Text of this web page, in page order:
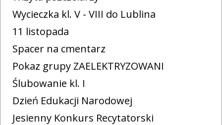
Wycieczka kl. V - VIII do Lublina
11 listopada
Spacer na cmentarz
Pokaz grupy ZAELEKTRYZOWANI
Ślubowanie kl. I
Dzień Edukacji Narodowej
Jesienny Konkurs Recytatorski